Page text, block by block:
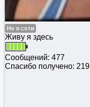
Не в сети
Живу я здесь
Сообщений: 477
Спасибо получено: 219